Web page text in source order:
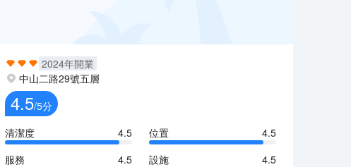
2024年開業
中山二路29號五層
4.5/5分
清潔度
4.5 位置
4.5
服務
4.5 設施 4.5